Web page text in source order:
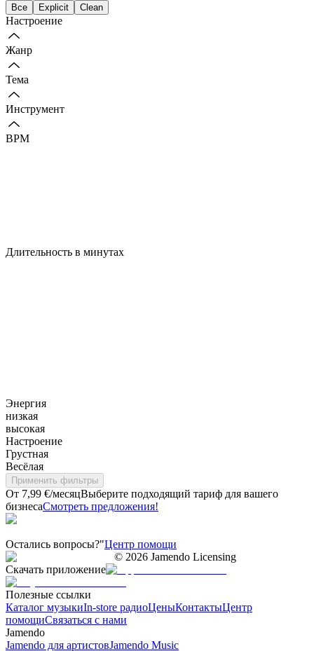
Все Explicit Clean
Настроение
Жанр
Тема
Инструмент
BPM
Длительность в минутах
Энергия
низкая
высокая
Настроение
Грустная
Весёлая
Применить фильтры
От 7,99 €/месяцВыберите подходящий тариф для вашего
бизнесаСмотреть предложения!
Остались вопросы?"Центр помощи
© 2026 Jamendo Licensing
Скачать приложение
Полезные ссылки
Каталог музыкиIn-store радиоЦеныКонтактыЦентр
помощиСвязаться с нами
Jamendo
Jamendo для артистовJamendo Music